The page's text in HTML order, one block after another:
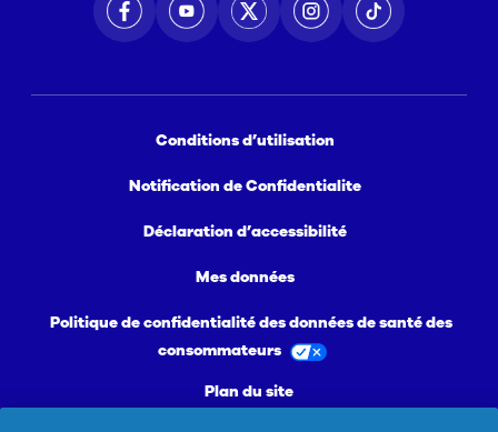
Conditions d’utilisation
Notification de Confidentialite
Déclaration d’accessibilité
Mes données
Politique de confidentialité des données de santé des
consommateurs
Plan du site